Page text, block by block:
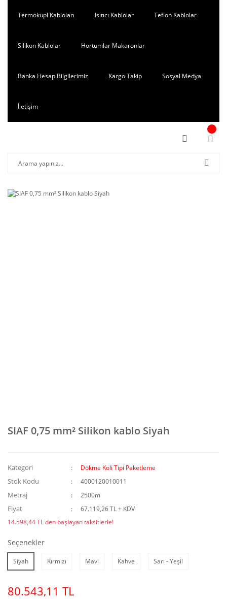
Termokupl Kabloları Isıtıcı Kablolar Teflon Kablolar
Silikon Kablolar Hortumlar Makaronlar
Banka Hesap Bilgilerimiz Kargo Takip Sosyal Medya
İletişim
SIAF 0,75 mm² Silikon kablo Siyah
Kategori Dökme Koli Tipi Paketleme
Stok Kodu 4000120010011
Metraj 2500m
Fiyat
67.119,26 TL + KDV
14.598,44 TL den başlayan taksitlerle!
Seçenekler
Siyah Kırmızı Mavi Kahve Sarı - Yeşil
80.543,11 TL